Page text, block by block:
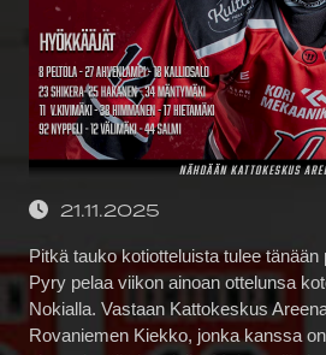
21.11.2025
Pitkä tauko kotiotteluista tulee
Pyry pelaa viikon ainoan ottelunsa
Nokialla. Vastaan Kattokeskus
Rovaniemen Kiekko, jonka kanssa